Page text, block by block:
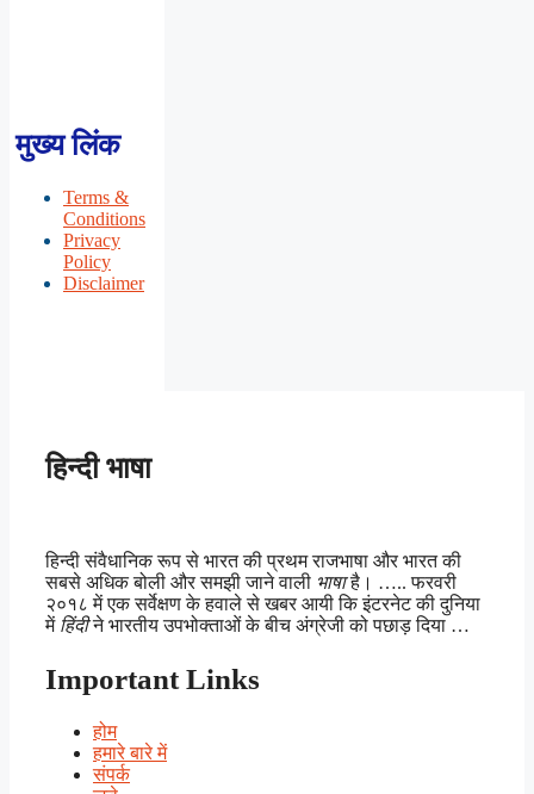
मुख्य लिंक
Terms &
Conditions
Privacy
Policy
Disclaimer
हिन्दी भाषा
हिन्दी संवैधानिक रूप से भारत की प्रथम राजभाषा और भारत की
सबसे अधिक बोली और समझी जाने वाली भाषाहै। ….. फरवरी
२०१८ में एक सर्वेक्षण के हवाले से खबर आयी कि इंटरनेट की दुनिया
में हिंदीने भारतीय उपभोक्ताओं के बीच अंग्रेजी को पछाड़ दिया …
Important Links
होम
हमारे बारे में
संपर्क